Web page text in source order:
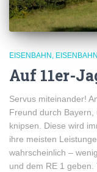
EISENBAHN
Auf 11er-
Servus miteinander!
Freund durch Bayern,
knipsen. Diese wird
ihre meisten
wahrscheinlich –
und dem RE 1 geben.